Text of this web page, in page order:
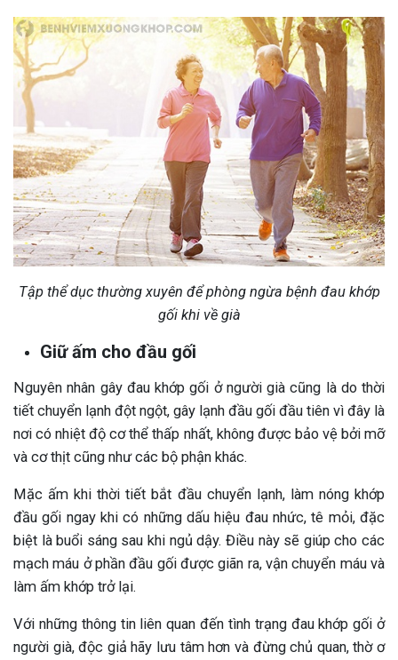
Tập thể dục thường xuyên để phòng ngừa bệnh đau khớp
gối khi về già
Giữ ấm cho đầu gối
Nguyên nhân gây đau khớp gối ở người già cũng là do thời
tiết chuyển lạnh đột ngột, gây lạnh đầu gối đầu tiên vì đây là
nơi có nhiệt độ cơ thể thấp nhất, không được bảo vệ bởi mỡ
và cơ thịt cũng như các bộ phận khác.
Mặc ấm khi thời tiết bắt đầu chuyển lạnh, làm nóng khớp
đầu gối ngay khi có những dấu hiệu đau nhức, tê mỏi, đặc
biệt là buổi sáng sau khi ngủ dậy. Điều này sẽ giúp cho các
mạch máu ở phần đầu gối được giãn ra, vận chuyển máu và
làm ấm khớp trở lại.
Với những thông tin liên quan đến tình trạng đau khớp gối ở
người già, độc giả hãy lưu tâm hơn và đừng chủ quan, thờ ơ